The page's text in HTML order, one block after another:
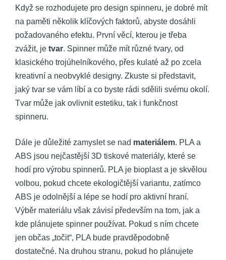
Když se rozhodujete pro design spinneru, je dobré mít
na paměti několik klíčových faktorů, abyste dosáhli
požadovaného efektu. První věcí, kterou je třeba
zvážit, je tvar. Spinner může mít různé tvary, od
klasického trojúhelníkového, přes kulaté až po zcela
kreativní a neobvyklé designy. Zkuste si představit,
jaký tvar se vám líbí a co byste rádi sdělili svému okolí.
Tvar může jak ovlivnit estetiku, tak i funkčnost
spinneru.
Dále je důležité zamyslet se nad materiálem. PLA a
ABS jsou nejčastější 3D tiskové materiály, které se
hodí pro výrobu spinnerů. PLA je bioplast a je skvělou
volbou, pokud chcete ekologičtější variantu, zatímco
ABS je odolnější a lépe se hodí pro aktivní hraní.
Výběr materiálu však závisí především na tom, jak a
kde plánujete spinner používat. Pokud s ním chcete
jen občas „točit“, PLA bude pravděpodobně
dostatečné. Na druhou stranu, pokud ho plánujete